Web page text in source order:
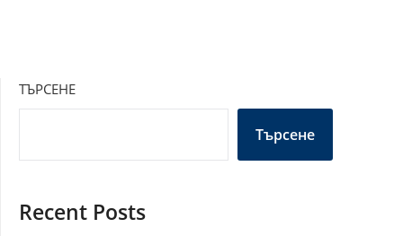
ТЪРСЕНЕ
Търсене
Recent Posts